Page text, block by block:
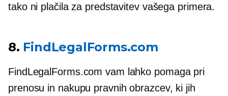
tako ni plačila za predstavitev vašega primera.
8. FindLegalForms.com
FindLegalForms.com vam lahko pomaga pri
prenosu in nakupu pravnih obrazcev, ki jih